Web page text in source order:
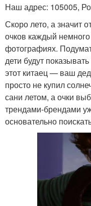
Наш адрес: 105005,
Скоро лето, а значит
очков каждый
фотографиях.
дети будут
этот китаец — ваш
просто не купил
сани летом, а очки
трендами-брендами
основательно